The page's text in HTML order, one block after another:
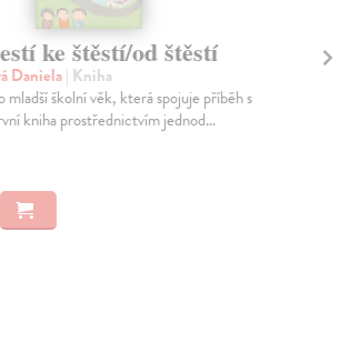
ke štěstí/od štěstí
Daniela| Kniha
mladší školní věk, která spojuje příběh s
kniha prostřednictvím jednod...